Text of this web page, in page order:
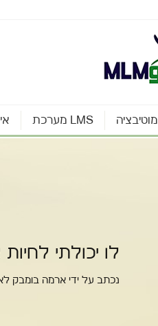
מוטיבציה מערכת LMS
לו יכולתי
נכתב על ידי ארמה בומבק